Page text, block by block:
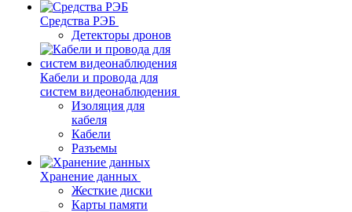
Средства РЭБ
Детекторы дронов
Кабели и провода для
систем видеонаблюдения
Изоляция для
кабеля
Кабели
Разъемы
Хранение данных
Жесткие диски
Карты памяти